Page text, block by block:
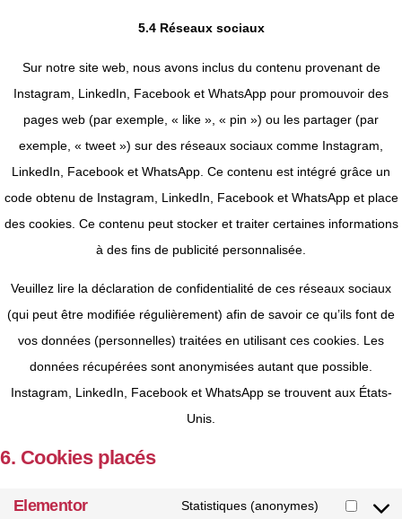
5.4 Réseaux sociaux
Sur notre site web, nous avons inclus du contenu provenant de
Instagram, LinkedIn, Facebook et WhatsApp pour promouvoir des
pages web (par exemple, « like », « pin ») ou les partager (par
exemple, « tweet ») sur des réseaux sociaux comme Instagram,
LinkedIn, Facebook et WhatsApp. Ce contenu est intégré grâce un
code obtenu de Instagram, LinkedIn, Facebook et WhatsApp et place
des cookies. Ce contenu peut stocker et traiter certaines informations
à des fins de publicité personnalisée.
Veuillez lire la déclaration de confidentialité de ces réseaux sociaux
(qui peut être modifiée régulièrement) afin de savoir ce qu’ils font de
vos données (personnelles) traitées en utilisant ces cookies. Les
données récupérées sont anonymisées autant que possible.
Instagram, LinkedIn, Facebook et WhatsApp se trouvent aux États-
Unis.
6. Cookies placés
Elementor Statistiques (anonymes)